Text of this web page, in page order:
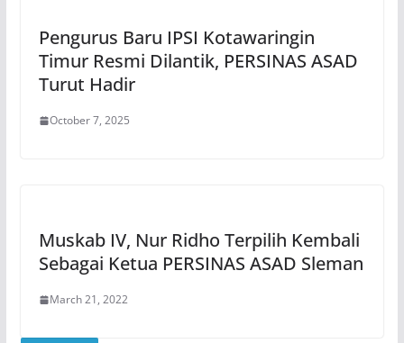
Pengurus Baru IPSI Kotawaringin
Timur Resmi Dilantik, PERSINAS ASAD
Turut Hadir
October 7, 2025
Muskab IV, Nur Ridho Terpilih Kembali
Sebagai Ketua PERSINAS ASAD Sleman
March 21, 2022